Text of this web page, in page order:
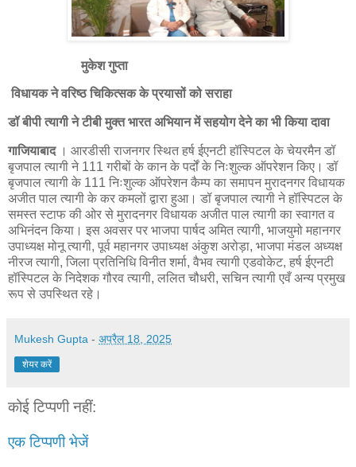
मुकेश गुप्ता
विधायक ने वरिष्ठ चिकित्सक के प्रयासों को सराहा
डॉ बीपी त्यागी ने टीबी मुक्त भारत अभियान में सहयोग देने का भी किया दावा
गाजियाबाद। आरडीसी राजनगर स्थित हर्ष ईएनटी हॉस्पिटल के चेयरमैन डॉ
बृजपाल त्यागी ने 111 गरीबों के कान के पर्दों के निःशुल्क ऑपरेशन किए। डॉ
बृजपाल त्यागी के 111 निःशुल्क ऑपरेशन कैम्प का समापन मुरादनगर विधायक
अजीत पाल त्यागी के कर कमलों द्वारा हुआ। डॉ बृजपाल त्यागी ने हॉस्पिटल के
समस्त स्टाफ की ओर से मुरादनगर विधायक अजीत पाल त्यागी का स्वागत व
अभिनंदन किया। इस अवसर पर भाजपा पार्षद अमित त्यागी, भाजयुमो महानगर
उपाध्यक्ष मोनू त्यागी, पूर्व महानगर उपाध्यक्ष अंकुश अरोड़ा, भाजपा मंडल अध्यक्ष
नीरज त्यागी, जिला प्रतिनिधि विनीत शर्मा, वैभव त्यागी एडवोकेट, हर्ष ईएनटी
हॉस्पिटल के निदेशक गौरव त्यागी, ललित चौधरी, सचिन त्यागी एवँ अन्य प्रमुख
रूप से उपस्थित रहे।
Mukesh Gupta - अप्रैल 18, 2025
शेयर करें
कोई टिप्पणी नहीं:
एक टिप्पणी भेजें